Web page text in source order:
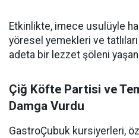
Etkinlikte, imece usulüyle
yöresel yemekleri ve
adeta bir lezzet şöleni
Çiğ Köfte Partisi ve
Damga Vurdu
GastroÇubuk kursiyerleri,